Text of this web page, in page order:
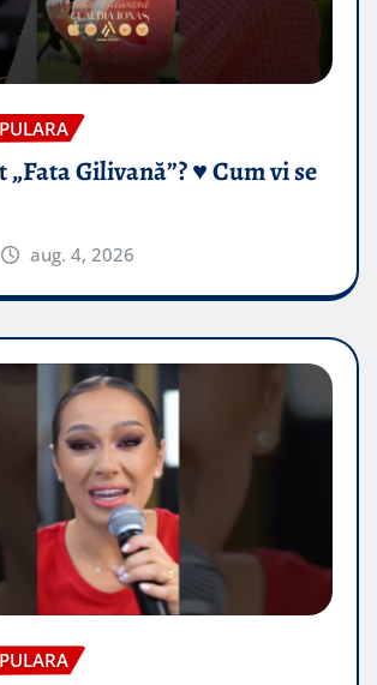
Gilivană”? ♥️ Cum vi se
aug. 4, 2026